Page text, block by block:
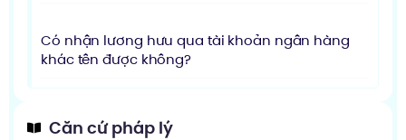
Có nhận lương hưu qua tài khoản ngân hàng
khác tên được không?
Căn cứ pháp lý